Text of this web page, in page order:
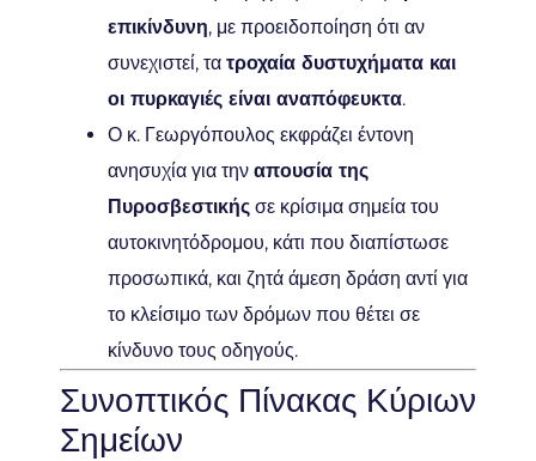
επικίνδυνη, με προειδοποίηση ότι αν
συνεχιστεί, τα τροχαία δυστυχήματα και
οι πυρκαγιές είναι αναπόφευκτα.
Ο κ. Γεωργόπουλος εκφράζει έντονη
ανησυχία για την απουσία της
Πυροσβεστικής σε κρίσιμα σημεία του
αυτοκινητόδρομου, κάτι που διαπίστωσε
προσωπικά, και ζητά άμεση δράση αντί για
το κλείσιμο των δρόμων που θέτει σε
κίνδυνο τους οδηγούς.
Συνοπτικός Πίνακας Κύριων
Σημείων